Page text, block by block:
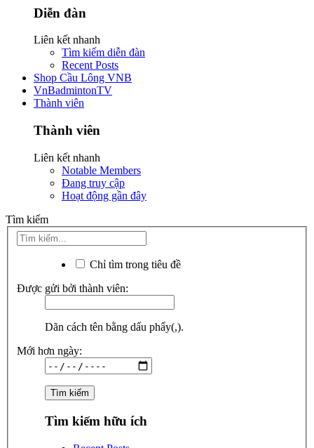
Diễn đàn
Liên kết nhanh
Tìm kiếm diễn đàn
Recent Posts
Shop Cầu Lông VNB
VnBadmintonTV
Thành viên
Thành viên
Liên kết nhanh
Notable Members
Đang truy cập
Hoạt động gần đây
Tìm kiếm
Chỉ tìm trong tiêu đề
Được gửi bởi thành viên:
Dãn cách tên bằng dấu phẩy(,).
Mới hơn ngày:
Tìm kiếm hữu ích